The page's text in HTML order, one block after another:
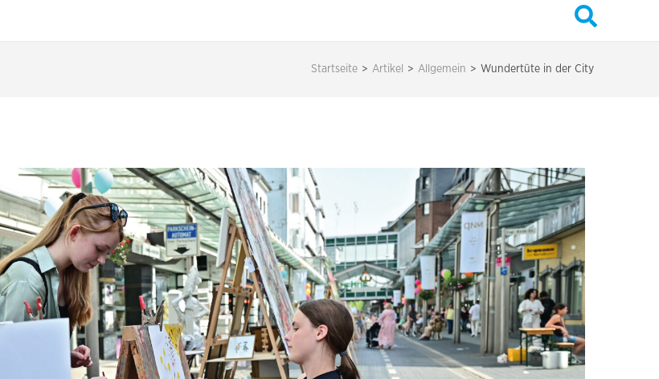
Startseite > Artikel > Allgemein > Wundertüte in der City